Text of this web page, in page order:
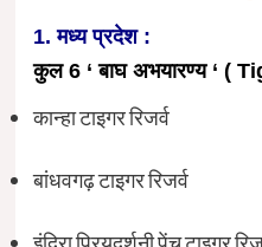
1. मध्य प्रदेश :
कुल 6 ‘ बाघ अभयारण्य ‘ (
कान्हा टाइगर रिजर्व
बांधवगढ़ टाइगर रिजर्व